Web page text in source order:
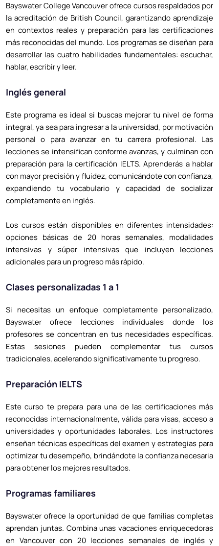
Bayswater College Vancouver ofrece cursos respaldados por
la acreditación de British Council, garantizando aprendizaje
en contextos reales y preparación para las certificaciones
más reconocidas del mundo. Los programas se diseñan para
desarrollar las cuatro habilidades fundamentales: escuchar,
hablar, escribir y leer.
Inglés general
Este programa es ideal si buscas mejorar tu nivel de forma
integral, ya sea para ingresar a la universidad, por motivación
personal o para avanzar en tu carrera profesional. Las
lecciones se intensifican conforme avanzas, y culminan con
preparación para la certificación IELTS. Aprenderás a hablar
con mayor precisión y fluidez, comunicándote con confianza,
expandiendo tu vocabulario y capacidad de socializar
completamente en inglés.
Los cursos están disponibles en diferentes intensidades:
opciones básicas de 20 horas semanales, modalidades
intensivas y súper intensivas que incluyen lecciones
adicionales para un progreso más rápido.
Clases personalizadas 1 a 1
Si necesitas un enfoque completamente personalizado,
Bayswater ofrece lecciones individuales donde los
profesores se concentran en tus necesidades específicas.
Estas sesiones pueden complementar tus cursos
tradicionales, acelerando significativamente tu progreso.
Preparación IELTS
Este curso te prepara para una de las certificaciones más
reconocidas internacionalmente, válida para visas, acceso a
universidades y oportunidades laborales. Los instructores
enseñan técnicas específicas del examen y estrategias para
optimizar tu desempeño, brindándote la confianza necesaria
para obtener los mejores resultados.
Programas familiares
Bayswater ofrece la oportunidad de que familias completas
aprendan juntas. Combina unas vacaciones enriquecedoras
en Vancouver con 20 lecciones semanales de inglés y